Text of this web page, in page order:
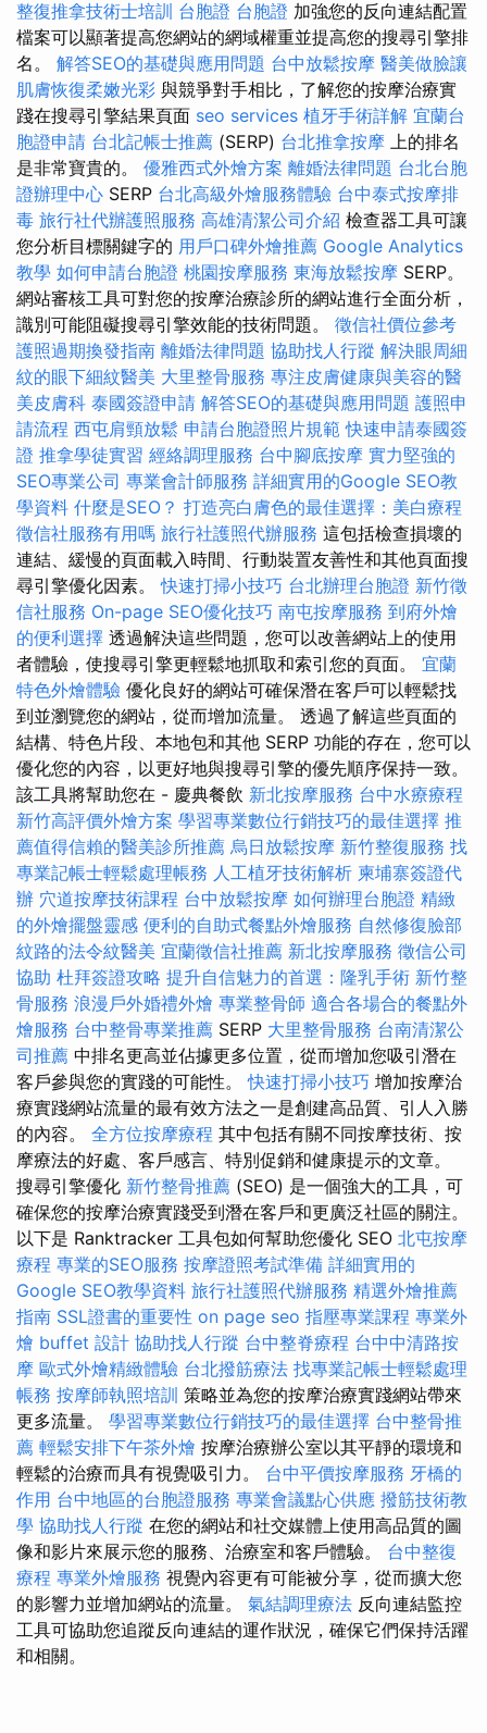
整復推拿技術士培訓 台胞證 台胞證 加強您的反向連結配置
檔案可以顯著提高您網站的網域權重並提高您的搜尋引擎排
名。 解答SEO的基礎與應用問題 台中放鬆按摩 醫美做臉讓
肌膚恢復柔嫩光彩 與競爭對手相比，了解您的按摩治療實
踐在搜尋引擎結果頁面 seo services 植牙手術詳解 宜蘭台
胞證申請 台北記帳士推薦 (SERP) 台北推拿按摩 上的排名
是非常寶貴的。 優雅西式外燴方案 離婚法律問題 台北台胞
證辦理中心 SERP 台北高級外燴服務體驗 台中泰式按摩排
毒 旅行社代辦護照服務 高雄清潔公司介紹 檢查器工具可讓
您分析目標關鍵字的 用戶口碑外燴推薦 Google Analytics
教學 如何申請台胞證 桃園按摩服務 東海放鬆按摩 SERP。
網站審核工具可對您的按摩治療診所的網站進行全面分析，
識別可能阻礙搜尋引擎效能的技術問題。 徵信社價位參考
護照過期換發指南 離婚法律問題 協助找人行蹤 解決眼周細
紋的眼下細紋醫美 大里整骨服務 專注皮膚健康與美容的醫
美皮膚科 泰國簽證申請 解答SEO的基礎與應用問題 護照申
請流程 西屯肩頸放鬆 申請台胞證照片規範 快速申請泰國簽
證 推拿學徒實習 經絡調理服務 台中腳底按摩 實力堅強的
SEO專業公司 專業會計師服務 詳細實用的Google SEO教
學資料 什麼是SEO？ 打造亮白膚色的最佳選擇：美白療程
徵信社服務有用嗎 旅行社護照代辦服務 這包括檢查損壞的
連結、緩慢的頁面載入時間、行動裝置友善性和其他頁面搜
尋引擎優化因素。快速打掃小技巧 台北辦理台胞證 新竹徵
信社服務 On-page SEO優化技巧 南屯按摩服務 到府外燴
的便利選擇 透過解決這些問題，您可以改善網站上的使用
者體驗，使搜尋引擎更輕鬆地抓取和索引您的頁面。 宜蘭
特色外燴體驗 優化良好的網站可確保潛在客戶可以輕鬆找
到並瀏覽您的網站，從而增加流量。 透過了解這些頁面的
結構、特色片段、本地包和其他 SERP 功能的存在，您可以
優化您的內容，以更好地與搜尋引擎的優先順序保持一致。
該工具將幫助您在 - 慶典餐飲 新北按摩服務 台中水療療程
新竹高評價外燴方案 學習專業數位行銷技巧的最佳選擇 推
薦值得信賴的醫美診所推薦 烏日放鬆按摩 新竹整復服務 找
專業記帳士輕鬆處理帳務 人工植牙技術解析 柬埔寨簽證代
辦 穴道按摩技術課程 台中放鬆按摩 如何辦理台胞證 精緻
的外燴擺盤靈感 便利的自助式餐點外燴服務 自然修復臉部
紋路的法令紋醫美 宜蘭徵信社推薦 新北按摩服務 徵信公司
協助 杜拜簽證攻略 提升自信魅力的首選：隆乳手術 新竹整
骨服務 浪漫戶外婚禮外燴 專業整骨師 適合各場合的餐點外
燴服務 台中整骨專業推薦 SERP 大里整骨服務 台南清潔公
司推薦 中排名更高並佔據更多位置，從而增加您吸引潛在
客戶參與您的實踐的可能性。快速打掃小技巧 增加按摩治
療實踐網站流量的最有效方法之一是創建高品質、引人入勝
的內容。 全方位按摩療程 其中包括有關不同按摩技術、按
摩療法的好處、客戶感言、特別促銷和健康提示的文章。
搜尋引擎優化 新竹整骨推薦 (SEO) 是一個強大的工具，可
確保您的按摩治療實踐受到潛在客戶和更廣泛社區的關注。
以下是 Ranktracker 工具包如何幫助您優化 SEO 北屯按摩
療程 專業的SEO服務 按摩證照考試準備 詳細實用的
Google SEO教學資料 旅行社護照代辦服務 精選外燴推薦
指南 SSL證書的重要性 on page seo 指壓專業課程 專業外
燴 buffet 設計 協助找人行蹤 台中整脊療程 台中中清路按
摩 歐式外燴精緻體驗 台北撥筋療法 找專業記帳士輕鬆處理
帳務 按摩師執照培訓 策略並為您的按摩治療實踐網站帶來
更多流量。 學習專業數位行銷技巧的最佳選擇 台中整骨推
薦 輕鬆安排下午茶外燴 按摩治療辦公室以其平靜的環境和
輕鬆的治療而具有視覺吸引力。 台中平價按摩服務 牙橋的
作用 台中地區的台胞證服務 專業會議點心供應 撥筋技術教
學 協助找人行蹤 在您的網站和社交媒體上使用高品質的圖
像和影片來展示您的服務、治療室和客戶體驗。 台中整復
療程 專業外燴服務 視覺內容更有可能被分享，從而擴大您
的影響力並增加網站的流量。 氣結調理療法 反向連結監控
工具可協助您追蹤反向連結的運作狀況，確保它們保持活躍
和相關。